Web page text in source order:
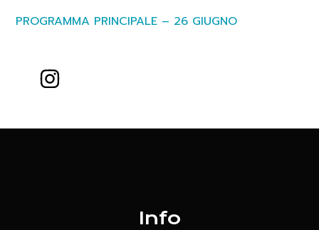
PROGRAMMA PRINCIPALE – 26 GIUGNO
Info